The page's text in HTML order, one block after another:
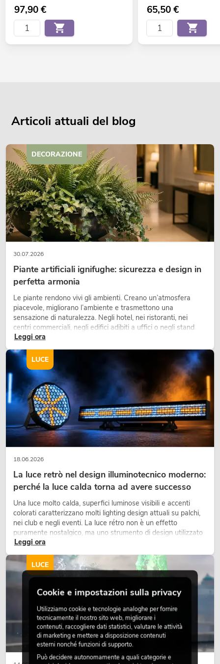
97,90€ 65,50€
Articoli attuali del blog
30.07.2026
Piante artificiali ignifughe: sicurezza e design in
perfetta armonia
Le piante rendono vivi gli ambienti. Creano un’atmosfera
piacevole, migliorano l’ambiente e trasmettono una
sensazione di naturalezza. Negli hotel, nei ristoranti, nei
centri commerciali, negli edifici adibiti a uffici o negli stand
fieristici, una vegetazione di alta qualità è ormai parte
Leggi ora
DECORAZIONE
18.06.2026
La luce retrò nel design illuminotecnico moderno:
perché la luce calda torna ad avere successo
Una luce molto calda, superfici luminose visibili e accenti
colorati caratterizzano molti lighting design attuali su palchi,
nei club e negli eventi. La luce rétro non è un effetto
puramente nostalgico, ma uno strumento di design utilizzato
in modo consapevole: crea atmosfera, dona carattere alle
Leggi ora
LUCE
LUCE
Cookie e impostazioni sulla privacy
Utilizziamo cookie e tecnologie analoghe per fornire
tecnicamente il nostro sito web, migliorare i
contenuti, raccogliere dati statistici, valutare le attività
di marketing e mettere a disposizione contenuti
esterni nonché funzioni di supporto.
Può decidere autonomamente a quali categorie e